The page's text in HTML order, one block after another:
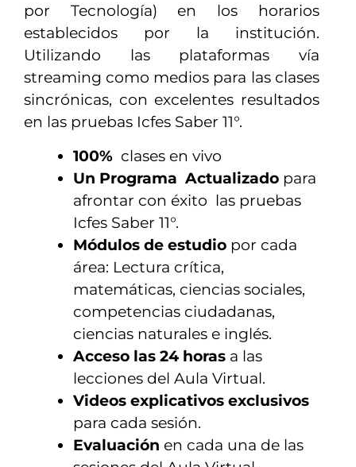
por Tecnología) en los horarios
establecidos por la institución.
Utilizando las plataformas vía
streaming como medios para las clases
sincrónicas, con excelentes resultados
en las pruebas Icfes Saber 11°.
100% clases en vivo
Un Programa Actualizado para
afrontar con éxito las pruebas
Icfes Saber 11°.
Módulos de estudio por cada
área: Lectura crítica,
matemáticas, ciencias sociales,
competencias ciudadanas,
ciencias naturales e inglés.
Acceso las 24 horas a las
lecciones del Aula Virtual.
Videos explicativos exclusivos
para cada sesión.
Evaluación en cada una de las